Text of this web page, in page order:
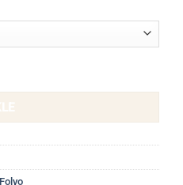
Şekilli Dolap Kaplama Folyosu